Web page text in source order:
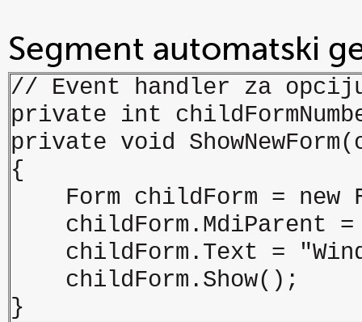
Segment automatski
// Event handler za
private int
private void
{
Form childForm = new
childForm.MdiParent
childForm.Text =
childForm.Show();
}